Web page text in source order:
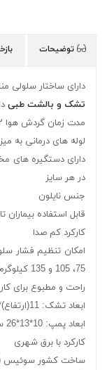
توضیحات
دارای ساختار سلولی
تشک و بالشت طبی
مدت زمان گردش هوا ۱۲ دقیقه
لوله های درمانی به میزان ۵۰ درصد کل
دارای دستگیره های
در هر سایز
جنس نایلون
قابل استفاده بیماران تا وزن 135
کارکرد کم صدا
75، 105 و 135 کیلوگرم)
راحت و مطبوع برای
ابعاد تشک: 11(ارتفاع)*90(عرض)*200(طول) سانتیمتر
ابعاد پمپ: 10*13*26 سانتیمتر
کارکرد با برق شهری
ساخت کشور سوئیس